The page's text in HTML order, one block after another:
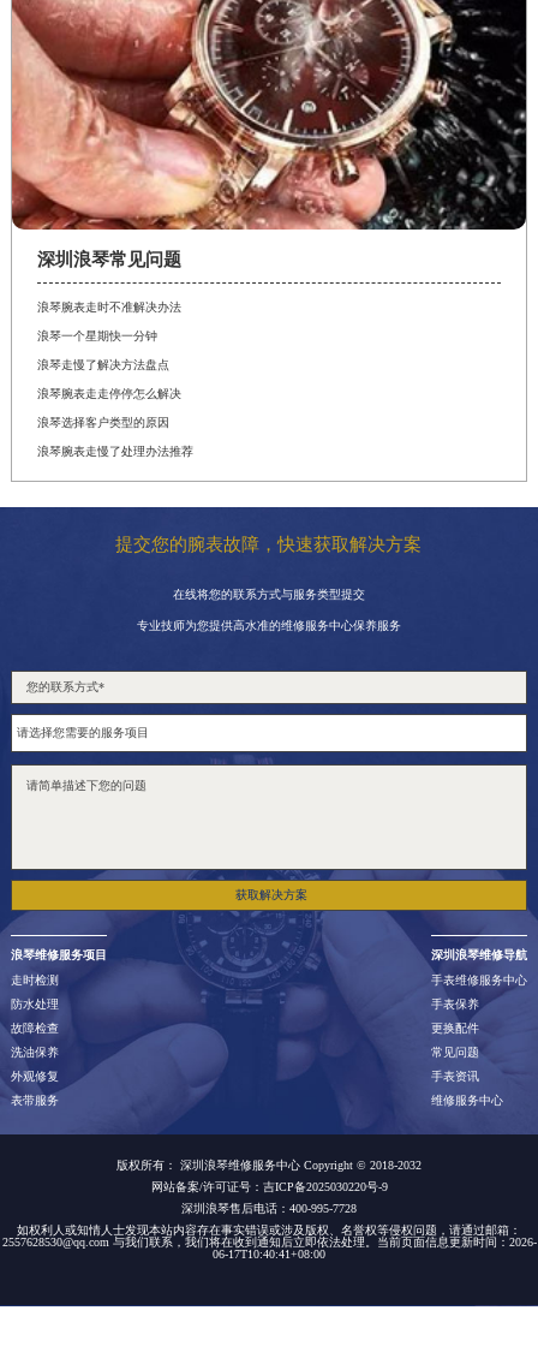
深圳浪琴常见问题
浪琴腕表走时不准解决办法
浪琴一个星期快一分钟
浪琴走慢了解决方法盘点
浪琴腕表走走停停怎么解决
浪琴选择客户类型的原因
浪琴腕表走慢了处理办法推荐
提交您的腕表故障，快速获取解决方案
在线将您的联系方式与服务类型提交
专业技师为您提供高水准的维修服务中心保养服务
获取解决方案
浪琴维修服务项目
走时检测
防水处理
故障检查
洗油保养
外观修复
表带服务
深圳浪琴维修导航
手表维修服务中心
手表保养
更换配件
常见问题
手表资讯
维修服务中心
版权所有： 深圳浪琴维修服务中心 Copyright © 2018-2032
网站备案/许可证号：吉ICP备2025030220号-9
深圳浪琴售后电话：400-995-7728
如权利人或知情人士发现本站内容存在事实错误或涉及版权、名誉权等侵权问题，请通过邮箱：
2557628530@qq.com 与我们联系，我们将在收到通知后立即依法处理。当前页面信息更新时间：2026-
06-17T10:40:41+08:00